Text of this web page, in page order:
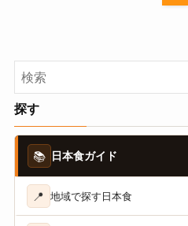
探す
📚 日本食ガイド
📍 地域で探す日本食